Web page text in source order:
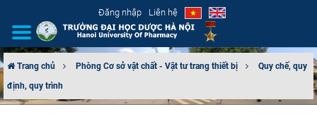
Đăng nhập Liên hệ
GIỚI THIỆU
Trang chủ Phòng Cơ sở vật chất - Vật tư trang thiết bị
Quy chế, quy
định, quy trình